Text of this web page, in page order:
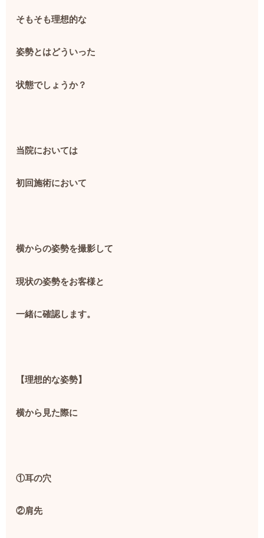
そもそも理想的な
姿勢とはどういった
状態でしょうか？
当院においては
初回施術において
横からの姿勢を撮影して
現状の姿勢をお客様と
一緒に確認します。
【理想的な姿勢】
横から見た際に
①耳の穴
②肩先